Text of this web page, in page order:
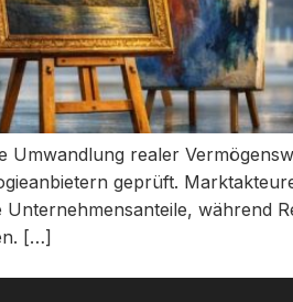
realer
geprüft.
während
[…]